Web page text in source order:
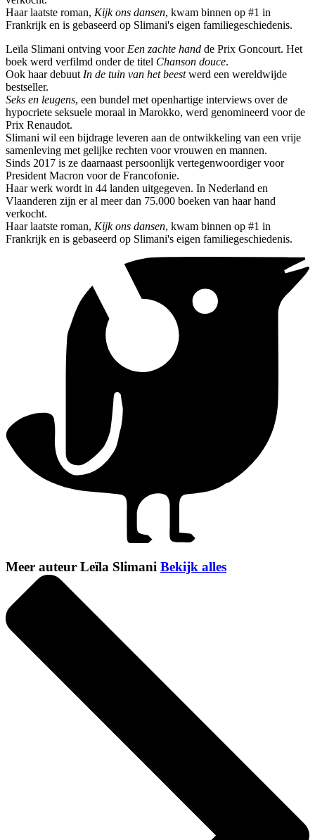
Haar laatste roman, Kijk ons dansen, kwam binnen op #1 in
Frankrijk en is gebaseerd op Slimani's eigen familiegeschiedenis.
Leïla Slimani ontving voor Een zachte hand de Prix Goncourt. Het
boek werd verfilmd onder de titel Chanson douce.
Ook haar debuut In de tuin van het beestwerd een wereldwijde
bestseller.
Seks en leugens, een bundel met openhartige interviews over de
hypocriete seksuele moraal in Marokko, werd genomineerd voor de
Prix Renaudot.
Slimani wil een bijdrage leveren aan de ontwikkeling van een vrije
samenleving met gelijke rechten voor vrouwen en mannen.
Sinds 2017 is ze daarnaast persoonlijk vertegenwoordiger voor
President Macron voor de Francofonie.
Haar werk wordt in 44 landen uitgegeven. In Nederland en
Vlaanderen zijn er al meer dan 75.000 boeken van haar hand
verkocht.
Haar laatste roman, Kijk ons dansen, kwam binnen op #1 in
Frankrijk en is gebaseerd op Slimani's eigen familiegeschiedenis.
Meer auteur Leïla Slimani Bekijk alles